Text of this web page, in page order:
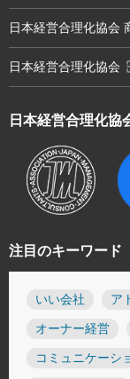
注目のキーワード
いい会社 ア
オーナー経営
コミュニケーシ
日本経営合理化協
日本経営合理化協会
日本経営合理化協会